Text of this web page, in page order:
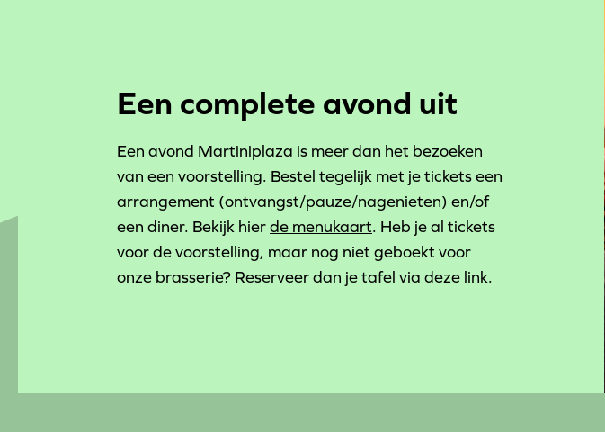
Een complete avond uit
Een avond Martiniplaza is meer dan het bezoeken
van een voorstelling. Bestel tegelijk met je tickets een
arrangement (ontvangst/pauze/nagenieten) en/of
een diner. Bekijk hierde menukaart. Heb je al tickets
voor de voorstelling, maar nog niet geboekt voor
onze brasserie? Reserveer dan je tafel via deze link.